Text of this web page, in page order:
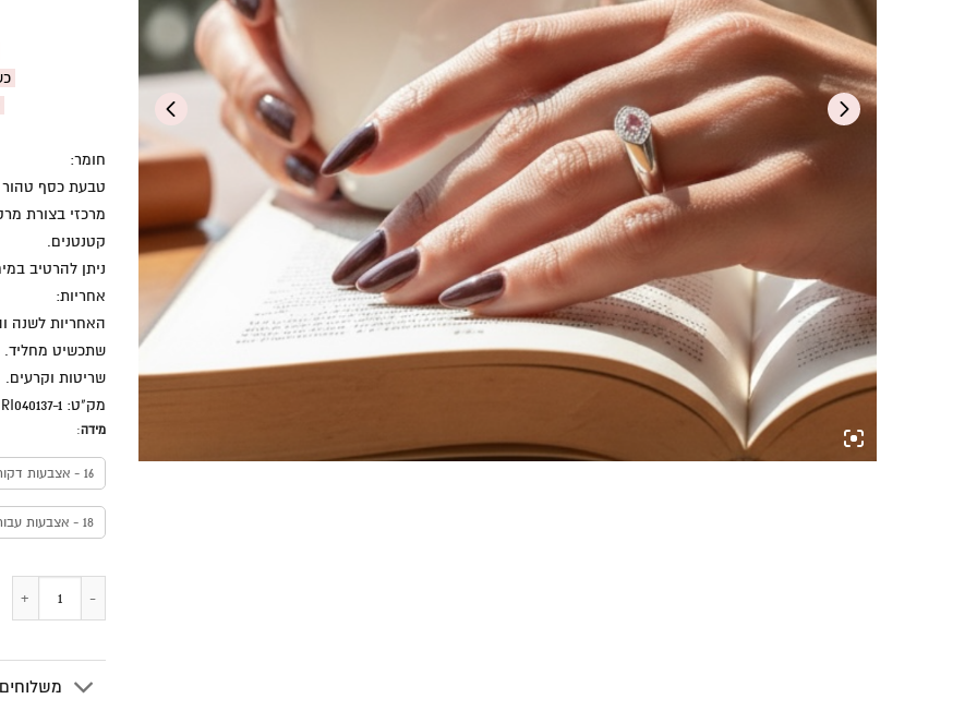
חומר:
קטנטנים.
ניתן להרטיב
אחריות:
האחריות לשנה
שתכשיט מחליד.
שריטות וקרעים.
מק"ט: RI040137-1
מידה:
16 - אצבעות דקות
18 - אצבעות עבות
משלוחים